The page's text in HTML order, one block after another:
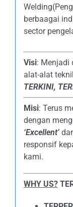
berbaagai
sector
Visi: Menjadi
alat-alat
TERKINI,
Misi: Terus
dengan
‘Excellent’
responsif
kami.
WHY US?